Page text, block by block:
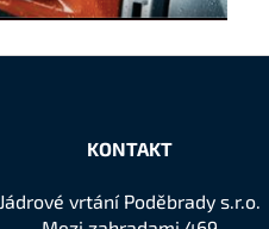
KONTAKT
Jádrové vrtání Poděbrady s.r.o.